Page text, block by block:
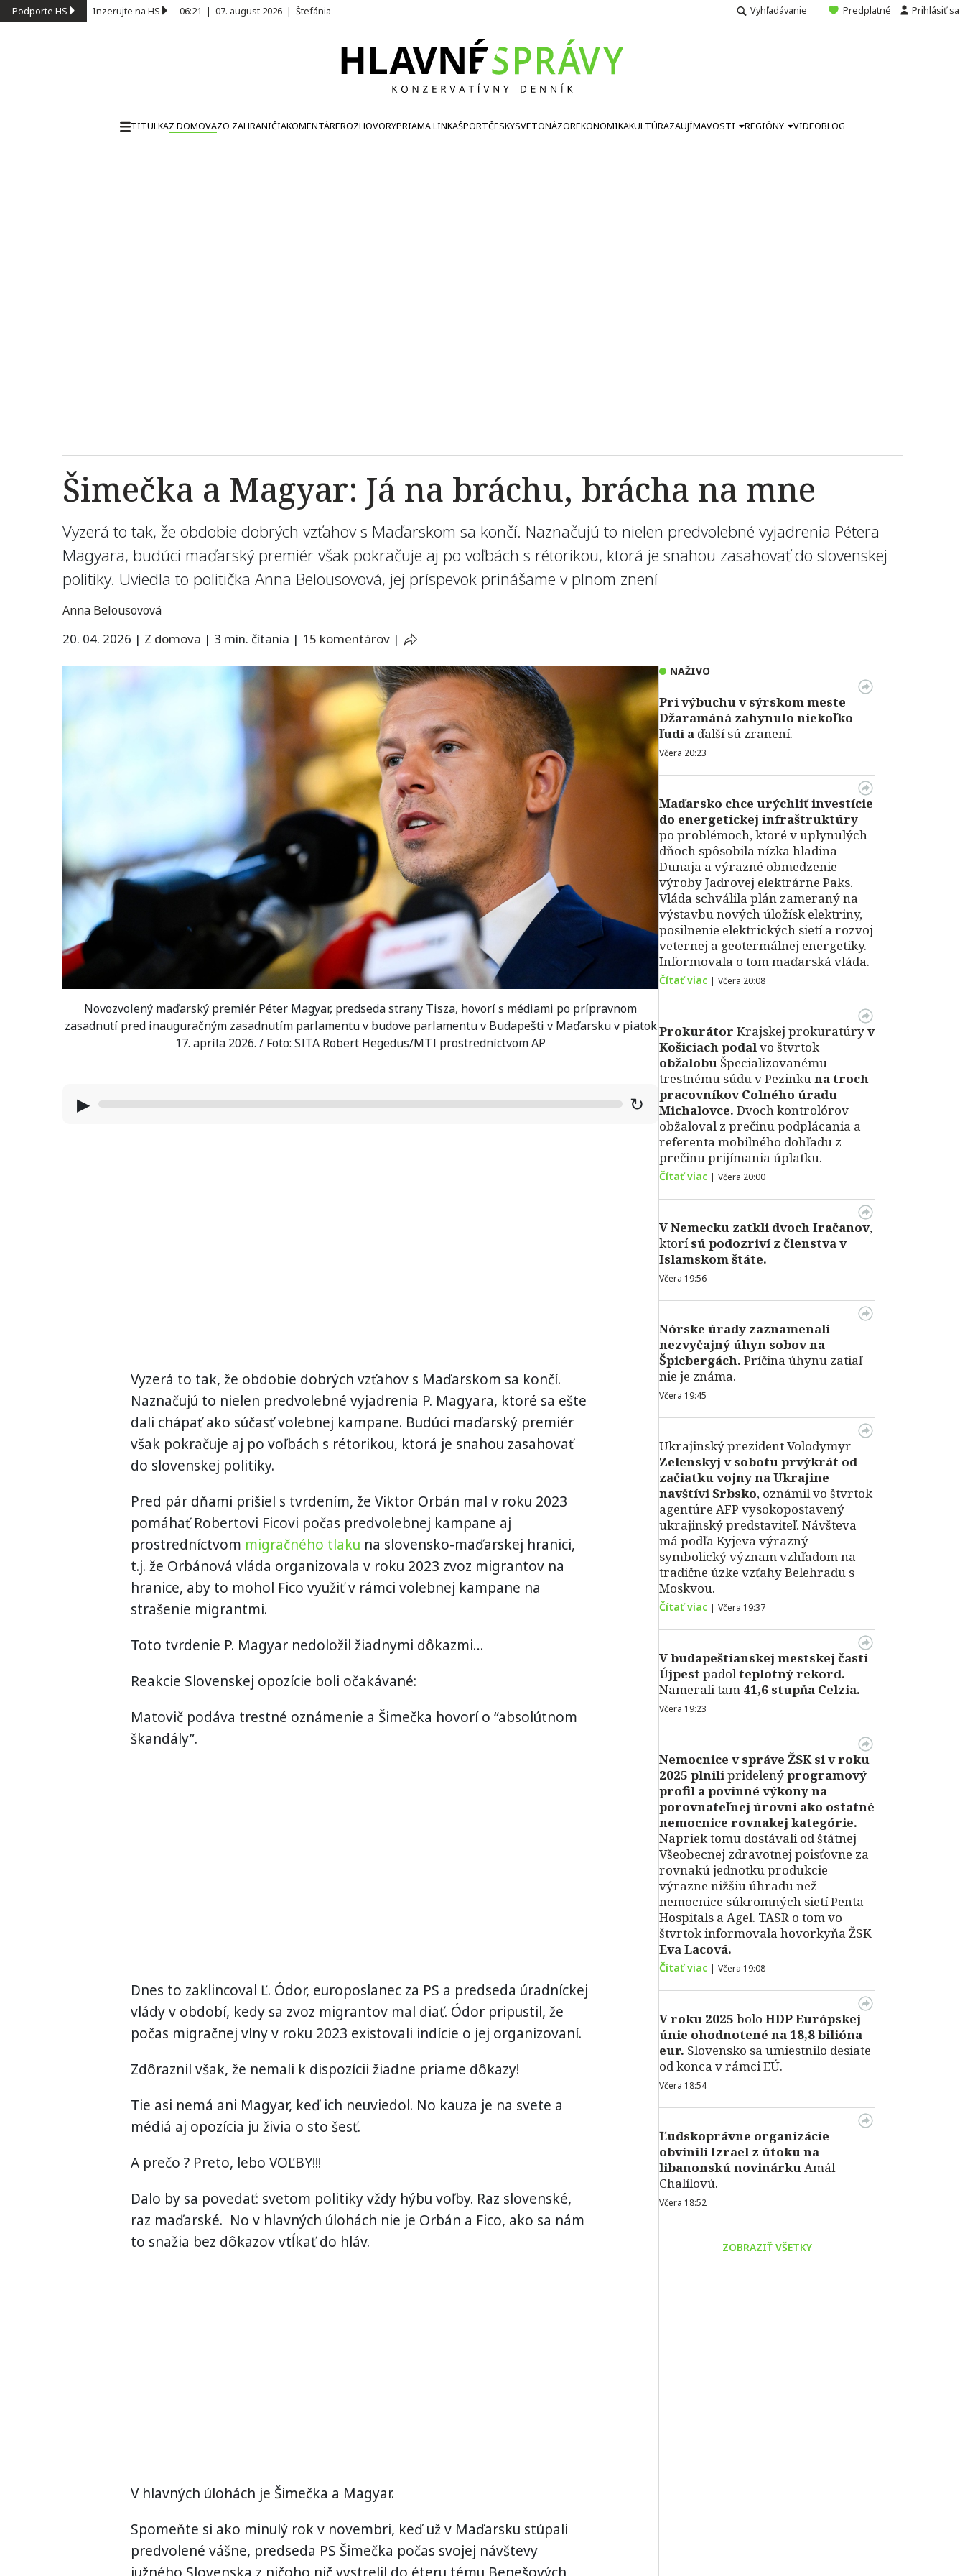
Podporte HS Inzerujte na HS 06:21 | 07. august 2026 | Štefánia Vyhľadávanie Predplatné Prihlásiť sa
TITULKAZ DOMOVAZO ZAHRANIČIAKOMENTÁREROZHOVORYPRIAMA LINKAŠPORTČESKYSVETONÁZOREKONOMIKAKULTÚRAZAUJÍMAVOSTI REGIÓNY VIDEOBLOG
Šimečka a Magyar: Já na bráchu, brácha na mne
Vyzerá to tak, že obdobie dobrých vzťahov s Maďarskom sa končí. Naznačujú to nielen predvolebné vyjadrenia Pétera
Magyara, budúci maďarský premiér však pokračuje aj po voľbách s rétorikou, ktorá je snahou zasahovať do slovenskej
politiky. Uviedla to politička Anna Belousovová, jej príspevok prinášame v plnom znení
Anna Belousovová
20. 04. 2026 | Z domova | 3 min. čítania | 15 komentárov |
Novozvolený maďarský premiér Péter Magyar, predseda strany Tisza, hovorí s médiami po prípravnom
zasadnutí pred inauguračným zasadnutím parlamentu v budove parlamentu v Budapešti v Maďarsku v piatok
17. apríla 2026. / Foto: SITA Robert Hegedus/MTI prostredníctvom AP
▶ ↻
Vyzerá to tak, že obdobie dobrých vzťahov s Maďarskom sa končí.
Naznačujú to nielen predvolebné vyjadrenia P. Magyara, ktoré sa ešte
dali chápať ako súčasť volebnej kampane. Budúci maďarský premiér
však pokračuje aj po voľbách s rétorikou, ktorá je snahou zasahovať
do slovenskej politiky.
Pred pár dňami prišiel s tvrdením, že Viktor Orbán mal v roku 2023
pomáhať Robertovi Ficovi počas predvolebnej kampane aj
prostredníctvom migračného tlaku na slovensko-maďarskej hranici,
t.j. že Orbánová vláda organizovala v roku 2023 zvoz migrantov na
hranice, aby to mohol Fico využiť v rámci volebnej kampane na
strašenie migrantmi.
Toto tvrdenie P. Magyar nedoložil žiadnymi dôkazmi…
Reakcie Slovenskej opozície boli očakávané:
Matovič podáva trestné oznámenie a Šimečka hovorí o “absolútnom
škandály”.
Dnes to zaklincoval Ľ. Ódor, europoslanec za PS a predseda úradníckej
vlády v období, kedy sa zvoz migrantov mal diať. Ódor pripustil, že
počas migračnej vlny v roku 2023 existovali indície o jej organizovaní.
Zdôraznil však, že nemali k dispozícii žiadne priame dôkazy!
Tie asi nemá ani Magyar, keď ich neuviedol. No kauza je na svete a
médiá aj opozícia ju živia o sto šesť.
A prečo ? Preto, lebo VOĽBY!!!
Dalo by sa povedať: svetom politiky vždy hýbu voľby. Raz slovenské,
raz maďarské. No v hlavných úlohách nie je Orbán a Fico, ako sa nám
to snažia bez dôkazov vtĺkať do hláv.
V hlavných úlohách je Šimečka a Magyar.
Spomeňte si ako minulý rok v novembri, keď už v Maďarsku stúpali
predvolené vášne, predseda PS Šimečka počas svojej návštevy
NAŽIVO
Pri výbuchu v sýrskom meste
Džaramáná zahynulo niekoľko
ľudí a ďalší sú zranení.
Včera 20:23
Maďarsko chce urýchliť investície
do energetickej infraštruktúry
po problémoch, ktoré v uplynulých
dňoch spôsobila nízka hladina
Dunaja a výrazné obmedzenie
výroby Jadrovej elektrárne Paks.
Vláda schválila plán zameraný na
výstavbu nových úložísk elektriny,
posilnenie elektrických sietí a rozvoj
veternej a geotermálnej energetiky.
Informovala o tom maďarská vláda.
Čítať viac | Včera 20:08
Prokurátor Krajskej prokuratúryv
Košiciach podalvo štvrtok
obžalobu Špecializovanému
trestnému súdu v Pezinkuna troch
pracovníkov Colného úradu
Michalovce. Dvoch kontrolórov
obžaloval z prečinu podplácania a
referenta mobilného dohľadu z
prečinu prijímania úplatku.
Čítať viac | Včera 20:00
V Nemecku zatkli dvoch Iračanov,
ktorísú podozriví z členstva v
Islamskom štáte.
Včera 19:56
Nórske úrady zaznamenali
nezvyčajný úhyn sobov na
Špicbergách. Príčina úhynu zatiaľ
nie je známa.
Včera 19:45
Ukrajinský prezident Volodymyr
Zelenskyj v sobotu prvýkrát od
začiatku vojny na Ukrajine
navštívi Srbsko, oznámil vo štvrtok
agentúre AFP vysokopostavený
ukrajinský predstaviteľ. Návšteva
má podľa Kyjeva výrazný
symbolický význam vzhľadom na
tradične úzke vzťahy Belehradu s
Moskvou.
Čítať viac | Včera 19:37
Vbudapeštianskej mestskej časti
Újpestpadolteplotný rekord.
Namerali tam 41,6 stupňa Celzia.
Včera 19:23
Nemocnice v správe ŽSK si v roku
2025 plnilipridelenýprogramový
profil a povinné výkony na
porovnateľnej úrovni ako ostatné
nemocnice rovnakej kategórie.
Napriek tomu dostávali od štátnej
Všeobecnej zdravotnej poisťovne za
rovnakú jednotku produkcie
výrazne nižšiu úhradu než
nemocnice súkromných sietí Penta
Hospitals a Agel. TASR o tom vo
štvrtok informovala hovorkyňa ŽSK
Eva Lacová.
Čítať viac | Včera 19:08
V roku 2025 bolo HDPEurópskej
únie ohodnotené na 18,8 bilióna
eur. Slovensko sa umiestnilo desiate
od konca v rámci EÚ.
Včera 18:54
Ľudskoprávne organizácie
obvinili Izrael z útoku na
libanonskú novinárkuAmál
Chalílovú.
Včera 18:52
ZOBRAZIŤ VŠETKY